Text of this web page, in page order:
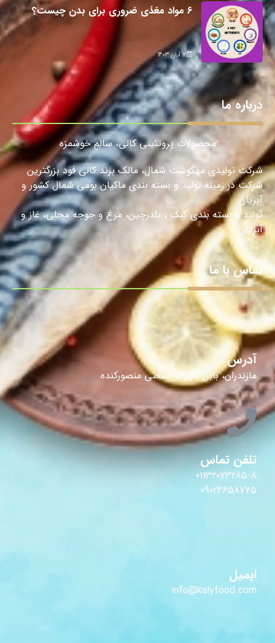
6 مواد مغذی ضروری برای بدن چیست؟
12 آبان 1403
درباره ما
محصولات پروتئینی کالی، سالمِ خوشمزه
شرکت تولیدی مهگوشت شمال، مالک برند کالی فود بزرگترین
شرکت در زمینه تولید و بسته بندی ماکیان بومی شمال کشور و
آبزیان
تولید و بسته بندی کبک ، بلدرچین، مرغ و جوجه محلی، غاز و
آبزیان.
تماس با ما
آدرس
مازندران، بابل شهرک صنعتی منصورکنده
تلفن تماس
01132073285-8
09024658775
ایمیل
info@kalyfood.com